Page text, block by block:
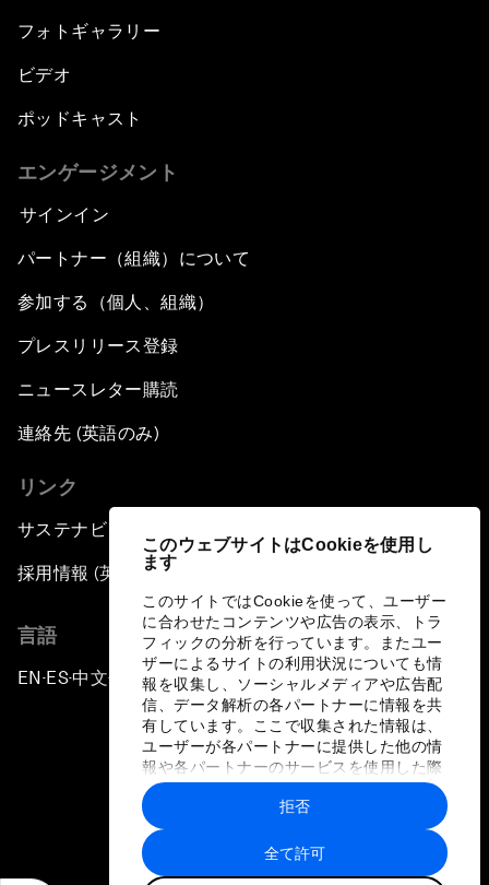
このウェブサイトはCookieを使用し
ます
このサイトではCookieを使って、ユーザー
に合わせたコンテンツや広告の表示、トラ
フィックの分析を行っています。またユー
ザーによるサイトの利用状況についても情
報を収集し、ソーシャルメディアや広告配
信、データ解析の各パートナーに情報を共
有しています。ここで収集された情報は、
ユーザーが各パートナーに提供した他の情
報や各パートナーのサービスを使用した際
に収集された情報と組み合わされ、各パー
トナーによって使用されることがありま
す。
全て許可
拒否
フォトギャラリー
ビデオ
ポッドキャスト
エンゲージメント
サインイン
パートナー（組織）について
参加する（個人、組織）
プレスリリース登録
ニュースレター購読
連絡先 (英語のみ)
リンク
サステナビリティへの取り組み
採用情報 (英語のみ)
言語
EN ▪ ES▪中文▪ 日本語
プライバシーポリシーと利用規約
サイトマップ